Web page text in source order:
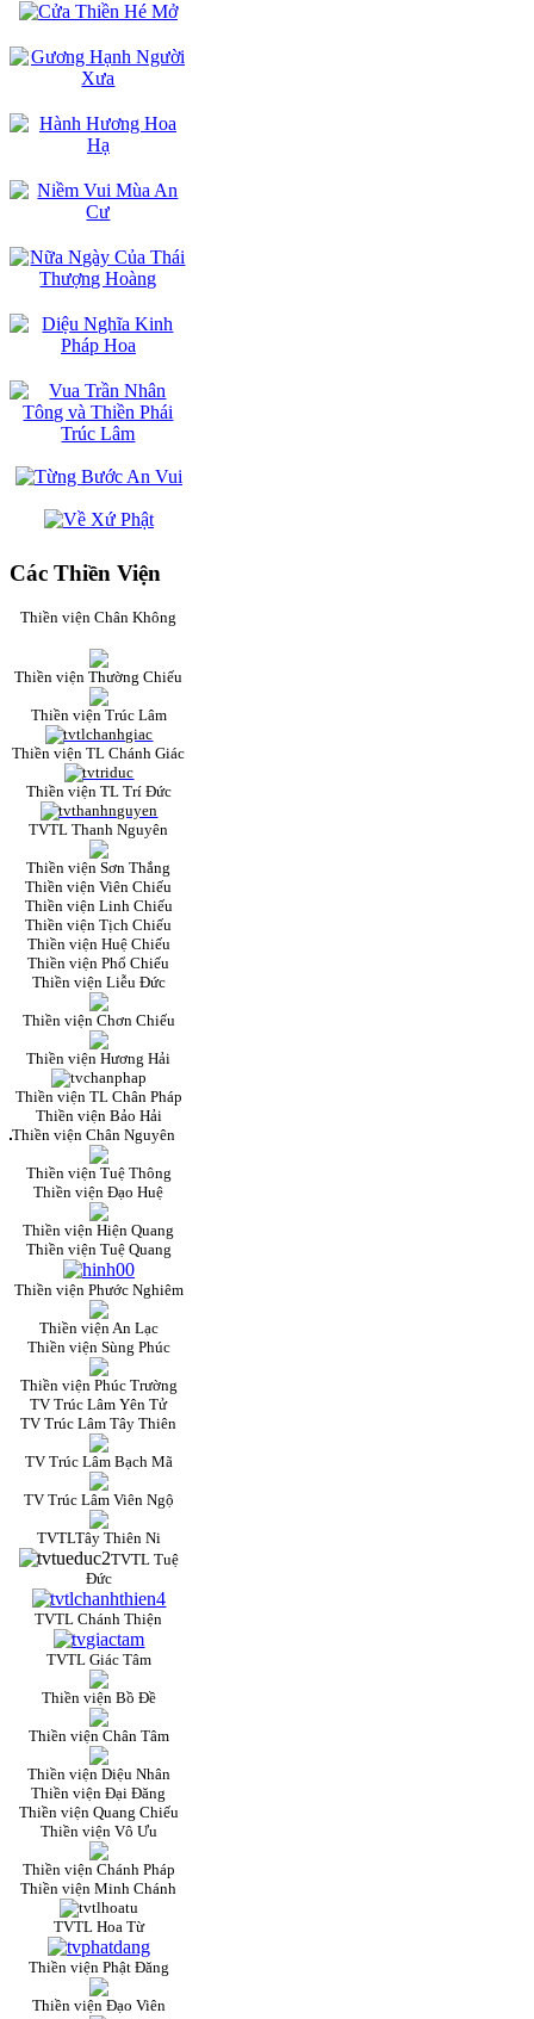
Các Thiền Viện
Thiền viện Chân Không
Thiền viện Thường Chiếu
Thiền viện Trúc Lâm
Thiền viện TL Chánh Giác
Thiền viện TL Trí Đức
TVTL Thanh Nguyên
Thiền viện Sơn Thắng
Thiền viện Viên Chiếu
Thiền viện Linh Chiếu
Thiền viện Tịch Chiếu
Thiền viện Huệ Chiếu
Thiền viện Phổ Chiếu
Thiền viện Liễu Đức
Thiền viện Chơn Chiếu
Thiền viện Hương Hải
Thiền viện TL Chân Pháp
Thiền viện Bảo Hải
Thiền viện Chân Nguyên
Thiền viện Tuệ Thông
Thiền viện Đạo Huệ
Thiền viện Hiện Quang
Thiền viện Tuệ Quang
Thiền viện Phước Nghiêm
Thiền viện An Lạc
Thiền viện Sùng Phúc
Thiền viện Phúc Trường
TV Trúc Lâm Yên Tử
TV Trúc Lâm Tây Thiên
TV Trúc Lâm Bạch Mã
TV Trúc Lâm Viên Ngộ
TVTLTây Thiên Ni
TVTL Tuệ
Đức
TVTL Chánh Thiện
TVTL Giác Tâm
Thiền viện Bồ Đề
Thiền viện Chân Tâm
Thiền viện Diệu Nhân
Thiền viện Đại Đăng
Thiền viện Quang Chiếu
Thiền viện Vô Ưu
Thiền viện Chánh Pháp
Thiền viện Minh Chánh
TVTL Hoa Từ
Thiền viện Phật Đăng
Thiền viện Đạo Viên